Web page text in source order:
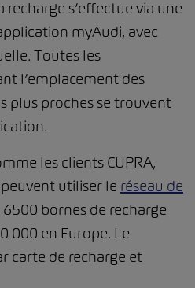
recharge s’effectue via une
myAudi, avec
Toutes les
l’emplacement des
plus proches se trouvent
les clients CUPRA,
utiliser le réseau de
bornes de recharge
000 en Europe. Le
carte de recharge et